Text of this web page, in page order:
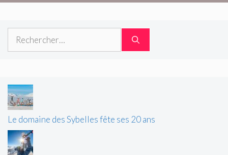
Le domaine des Sybelles fête ses 20 ans